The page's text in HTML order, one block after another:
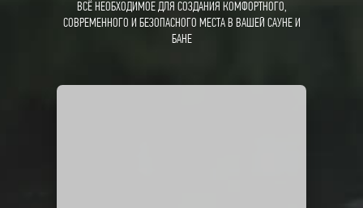
ВСЁ НЕОБХОДИМОЕ ДЛЯ СОЗДАНИЯ КОМФОРТНОГО,
СОВРЕМЕННОГО И БЕЗОПАСНОГО МЕСТА В ВАШЕЙ САУНЕ И
БАНЕ